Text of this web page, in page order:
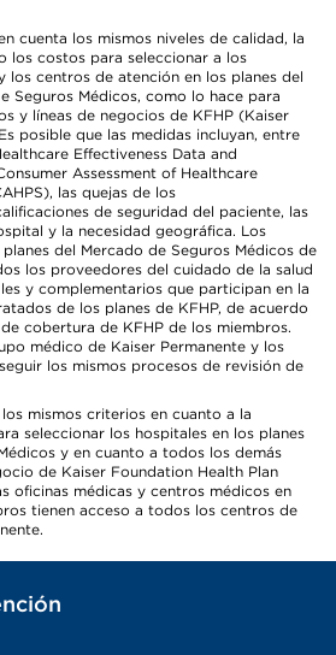
cuenta los mismos niveles de calidad, la
los costos para seleccionar a los
los centros de atención en los planes del
Seguros Médicos, como lo hace para
y líneas de negocios de KFHP (Kaiser
posible que las medidas incluyan, entre
Effectiveness Data and
Assessment of Healthcare
las quejas de los
de seguridad del paciente, las
y la necesidad geográfica. Los
del Mercado de Seguros Médicos de
los proveedores del cuidado de la salud
y complementarios que participan en la
de los planes de KFHP, de acuerdo
cobertura de KFHP de los miembros.
médico de Kaiser Permanente y los
los mismos procesos de revisión de
mismos criterios en cuanto a la
seleccionar los hospitales en los planes
y en cuanto a todos los demás
de Kaiser Foundation Health Plan
oficinas médicas y centros médicos en
tienen acceso a todos los centros de